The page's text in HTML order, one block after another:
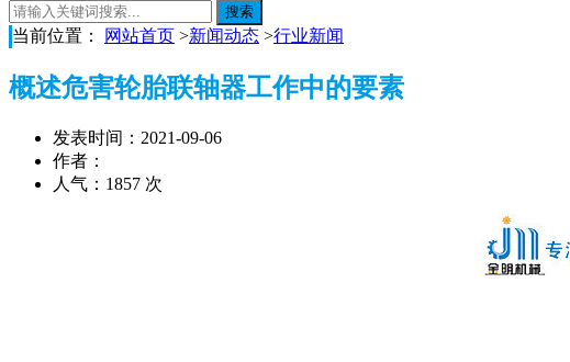
当前位置： 网站首页 >新闻动态 >行业新闻
概述危害轮胎联轴器工作中的要素
发表时间：2021-09-06
作者：
人气：1857 次